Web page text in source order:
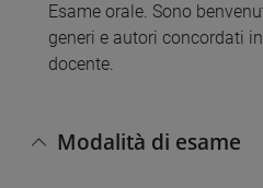
Esame orale. Sono
generi e autori concordati
docente.
Modalità di esame